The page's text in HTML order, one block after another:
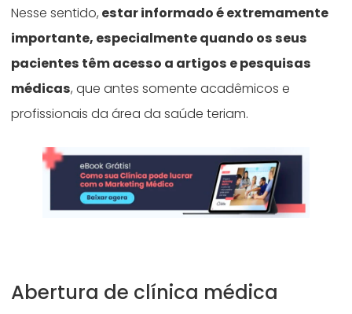
Nesse sentido,estar informado é extremamente
importante, especialmente quando os seus
pacientes têm acesso a artigos e pesquisas
médicas, que antes somente acadêmicos e
profissionais da área da saúde teriam.
Abertura de clínica médica